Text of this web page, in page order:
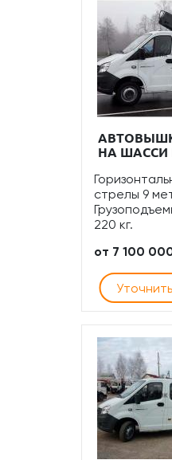
НА ШАССИ
стрелы 9
220 кг.
от 7 100